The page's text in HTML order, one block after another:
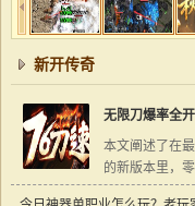
新开传奇
无限刀爆率全
本文阐述了在
的新版本里，
和爆率机制，